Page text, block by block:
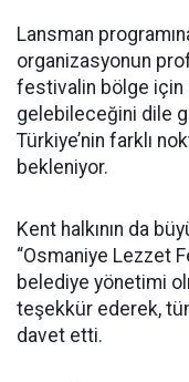
Lansman
organizasyonun
festivalin bölge için
gelebileceğini dile
Türkiye’nin farklı
bekleniyor.
Kent halkının da
“Osmaniye Lezzet
belediye yönetimi
teşekkür ederek,
davet etti.